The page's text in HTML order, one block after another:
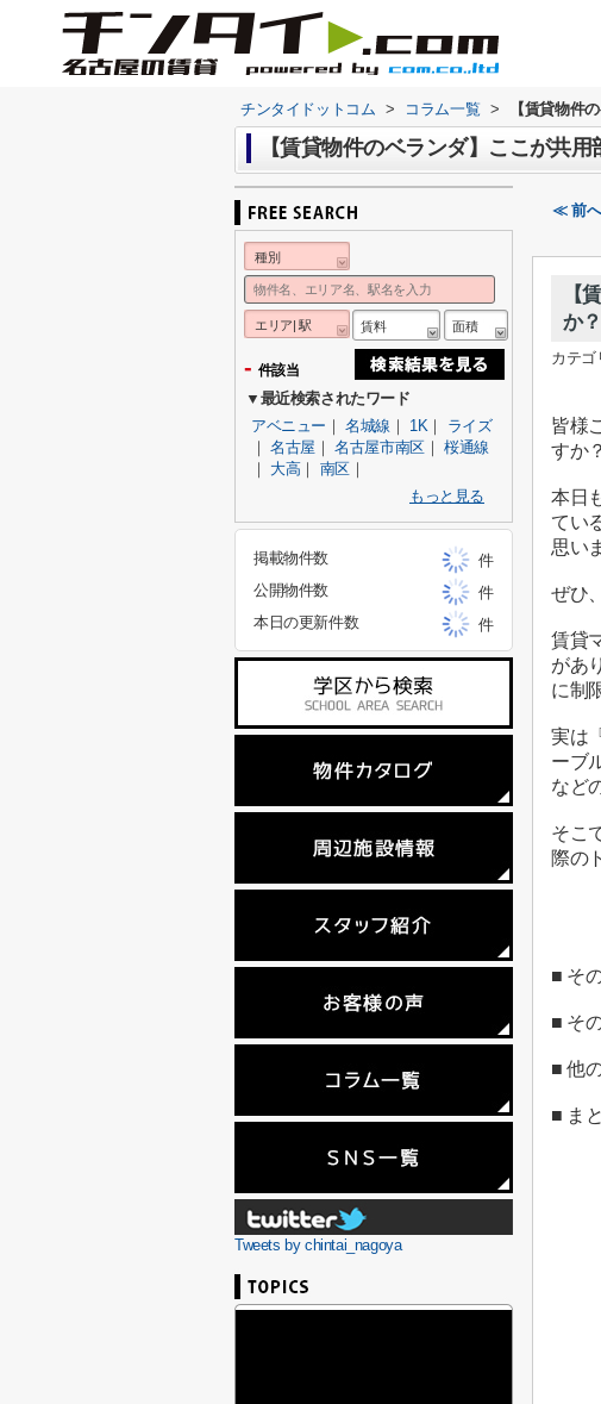
チンタイドットコム > コラム一覧 > 【賃貸物件
【賃貸物件のベランダ】ここが共
≪ 前へ
【
か？
カテゴ
皆様
すか？
本日
てい
思い
ぜひ
賃貸
があ
に制
実は
ーブ
など
そこ
際の
■ そ
■ そ
■ 他
■ ま
種別
エリア| 駅 賃料 面積
- 件該当
▼最近検索されたワード
アベニュー ｜名城線 ｜ 1K｜ ライズ
｜名古屋 ｜名古屋市南区｜桜通線
｜ 大高｜ 南区｜
もっと見る
掲載物件数
件
公開物件数
件
本日の更新件数
件
Tweets by chintai_nagoya